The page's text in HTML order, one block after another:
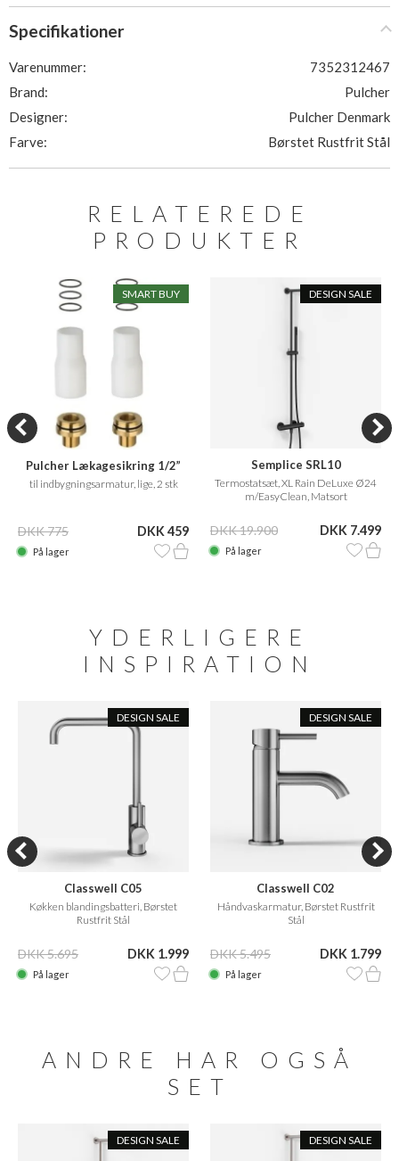
Specifikationer
Varenummer:
7352312467
Brand:
Pulcher
Designer:
Pulcher Denmark
Farve:
Børstet Rustfrit Stål
RELATEREDE
PRODUKTER
SMART BUY
Pulcher Lækagesikring 1/2”
til indbygningsarmatur, lige, 2 stk
DKK 775 DKK 459
På lager
DESIGN SALE
Semplice SRL10
Termostatsæt, XL Rain DeLuxe Ø24
m/EasyClean, Matsort
DKK 19.900 DKK 7.499
På lager
YDERLIGERE
INSPIRATION
DESIGN SALE
Classwell C05
Køkken blandingsbatteri, Børstet
Rustfrit Stål
DKK 5.695 DKK 1.999
På lager
DESIGN SALE
Classwell C02
Håndvaskarmatur, Børstet Rustfrit
Stål
DKK 5.495 DKK 1.799
På lager
ANDRE HAR OGSÅ
SET
DESIGN SALE DESIGN SALE